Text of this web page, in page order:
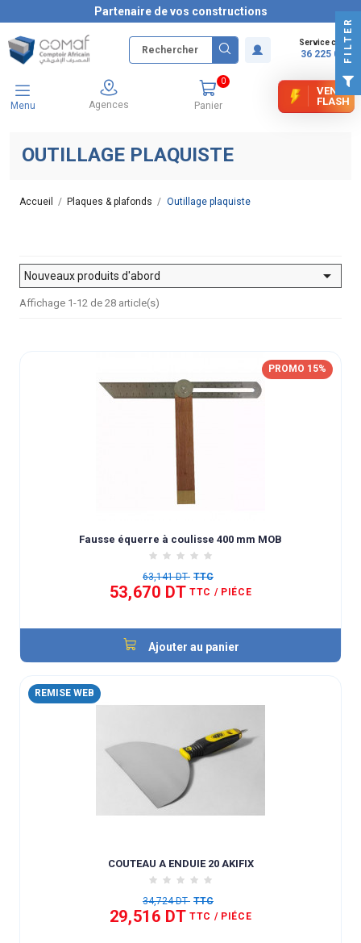
Partenaire de vos constructions
Service client
36 225 000
Menu Agences Panier
0
VENTE
FLASH
OUTILLAGE PLAQUISTE
Accueil Plaques & plafonds Outillage plaquiste
Nouveaux produits d'abord 
Affichage 1-12 de 28 article(s)
PROMO 15%
Fausse équerre à coulisse 400 mm MOB
63,141 DT TTC
53,670 DT TTC / PIÉCE
Ajouter au panier
REMISE WEB
COUTEAU A ENDUIE 20 AKIFIX
34,724 DT TTC
29,516 DT TTC / PIÉCE
FILTER